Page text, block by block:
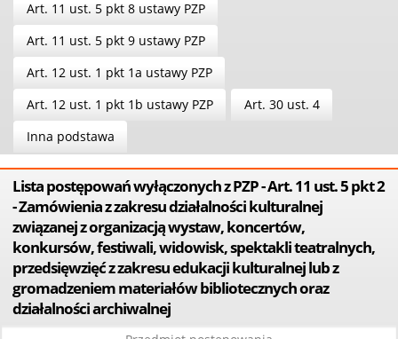
Art. 11 ust. 5 pkt 8 ustawy PZP
Art. 11 ust. 5 pkt 9 ustawy PZP
Art. 12 ust. 1 pkt 1a ustawy PZP
Art. 12 ust. 1 pkt 1b ustawy PZP
Art. 30 ust. 4
Inna podstawa
Lista postępowań wyłączonych z PZP - Art. 11 ust. 5 pkt 2
- Zamówienia z zakresu działalności kulturalnej
związanej z organizacją wystaw, koncertów,
konkursów, festiwali, widowisk, spektakli teatralnych,
przedsięwzięć z zakresu edukacji kulturalnej lub z
gromadzeniem materiałów bibliotecznych oraz
działalności archiwalnej